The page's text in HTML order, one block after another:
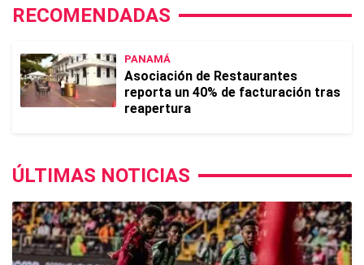
RECOMENDADAS
PANAMÁ
Asociación de Restaurantes
reporta un 40% de facturación tras
reapertura
ÚLTIMAS NOTICIAS